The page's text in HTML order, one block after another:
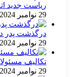
ریاست جدید
29 نوامبر 2024
درگذشت پدر
29 نوامبر 2024
تکالیف
29 نوامبر 2024